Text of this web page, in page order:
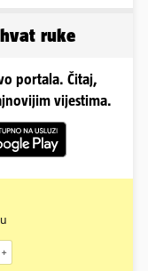
ruke
portala. Čitaj,
vijestima.